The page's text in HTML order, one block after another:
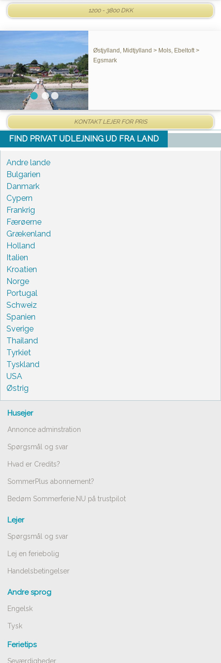
1200 - 3800 DKK
Østjylland, Midtjylland > Mols, Ebeltoft >
Egsmark
KONTAKT LEJER FOR PRIS
FIND PRIVAT UDLEJNING UD FRA LAND
Andre lande
Bulgarien
Danmark
Cypern
Frankrig
Færøerne
Grækenland
Holland
Italien
Kroatien
Norge
Portugal
Schweiz
Spanien
Sverige
Thailand
Tyrkiet
Tyskland
USA
Østrig
Husejer
Annonce adminstration
Spørgsmål og svar
Hvad er Credits?
SommerPlus abonnement?
Bedøm Sommerferie.NU på trustpilot
Lejer
Spørgsmål og svar
Lej en feriebolig
Handelsbetingelser
Andre sprog
Engelsk
Tysk
Ferietips
Seværdigheder